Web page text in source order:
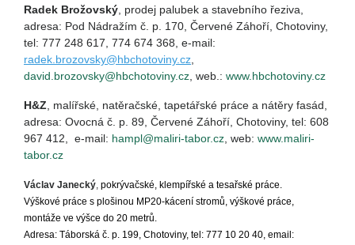
Radek Brožovský, prodej palubek a stavebního řeziva,
adresa: Pod Nádražím č. p. 170, Červené Záhoří, Chotoviny,
tel: 777 248 617, 774 674 368, e-mail:
radek.brozovsky@hbchotoviny.cz,
david.brozovsky@hbchotoviny.cz, web.: www.hbchotoviny.cz
H&Z, malířské, natěračské, tapetářské práce a nátěry fasád,
adresa: Ovocná č. p. 89, Červené Záhoří, Chotoviny, tel: 608
967 412, e-mail: hampl@maliri-tabor.cz, web: www.maliri-
tabor.cz
Václav Janecký, pokrývačské, klempířské a tesařské práce.
Výškové práce s plošinou MP20-kácení stromů, výškové práce,
montáže ve výšce do 20 metrů.
Adresa: Táborská č. p. 199, Chotoviny, tel: 777 10 20 40, email: